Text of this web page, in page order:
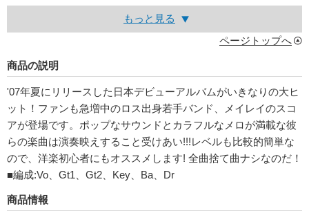
もっと見る
ページトップへ
商品の説明
'07年夏にリリースした日本デビューアルバムがいきなりの大ヒ
ット！ファンも急増中のロス出身若手バンド、メイレイのスコ
アが登場です。ポップなサウンドとカラフルなメロが満載な彼
らの楽曲は演奏映えすること受けあい!!!レベルも比較的簡単な
ので、洋楽初心者にもオススメします! 全曲捨て曲ナシなのだ！
■編成:Vo、Gt1、Gt2、Key、Ba、Dr
商品情報